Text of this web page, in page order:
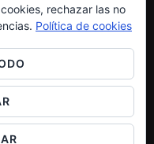
WPZOOM
rechazar las no
Política de cookies